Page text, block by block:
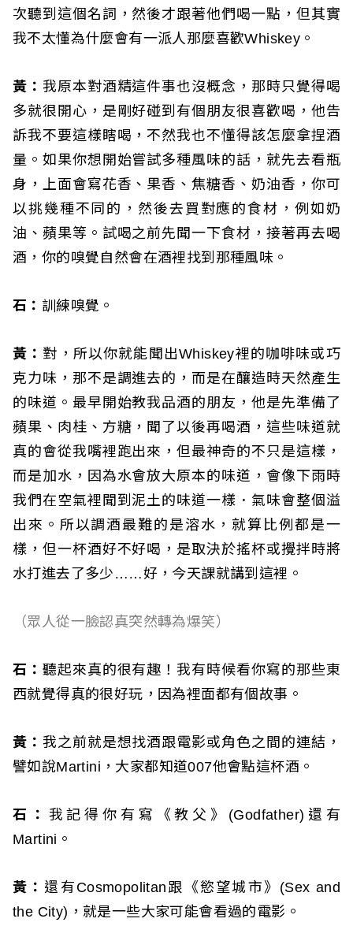
次聽到這個名詞，然後才跟著他們喝一點，但其實
我不太懂為什麼會有一派人那麼喜歡Whiskey。
黃： 我原本對酒精這件事也沒概念，那時只覺得喝
多就很開心，是剛好碰到有個朋友很喜歡喝，他告
訴我不要這樣瞎喝，不然我也不懂得該怎麼拿捏酒
量。如果你想開始嘗試多種風味的話，就先去看瓶
身，上面會寫花香、果香、焦糖香、奶油香，你可
以挑幾種不同的，然後去買對應的食材，例如奶
油、蘋果等。試喝之前先聞一下食材，接著再去喝
酒，你的嗅覺自然會在酒裡找到那種風味。
石： 訓練嗅覺。
黃： 對，所以你就能聞出Whiskey裡的咖啡味或巧
克力味，那不是調進去的，而是在釀造時天然產生
的味道。最早開始教我品酒的朋友，他是先準備了
蘋果、肉桂、方糖，聞了以後再喝酒，這些味道就
真的會從我嘴裡跑出來，但最神奇的不只是這樣，
而是加水，因為水會放大原本的味道，會像下雨時
我們在空氣裡聞到泥土的味道一樣．氣味會整個溢
出來。所以調酒最難的是溶水，就算比例都是一
樣，但一杯酒好不好喝，是取決於搖杯或攪拌時將
水打進去了多少……好，今天課就講到這裡。
（眾人從一臉認真突然轉為爆笑）
石： 聽起來真的很有趣！我有時候看你寫的那些東
西就覺得真的很好玩，因為裡面都有個故事。
黃： 我之前就是想找酒跟電影或角色之間的連結，
譬如說Martini，大家都知道007他會點這杯酒。
石： 我記得你有寫《教父》(Godfather)還有
Martini。
黃： 還有Cosmopolitan跟《慾望城市》(Sex and
the City)，就是一些大家可能會看過的電影。